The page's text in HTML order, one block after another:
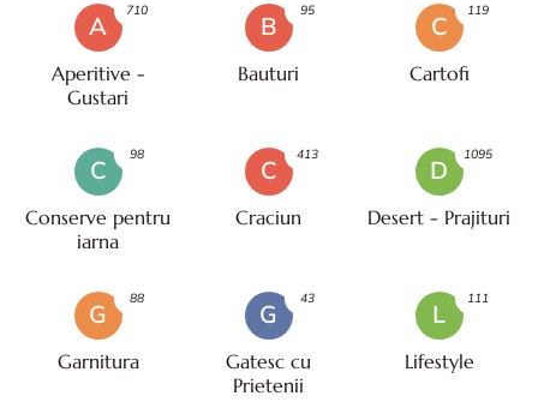
A
Aperitive -
Gustari
710
B
Bauturi
95
C
Cartofi
119
C
Conserve pentru
iarna
98
C
Craciun
413
D
Desert - Prajituri
1095
G
Garnitura
88
G
Gatesc cu
Prietenii
43
L
Lifestyle
111